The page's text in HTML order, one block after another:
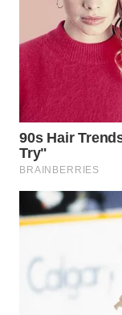
TV
WAHANANEWS
ID
WAHANANEWS
CO ID
WAHANANEWS
WAHANA
WAHANA